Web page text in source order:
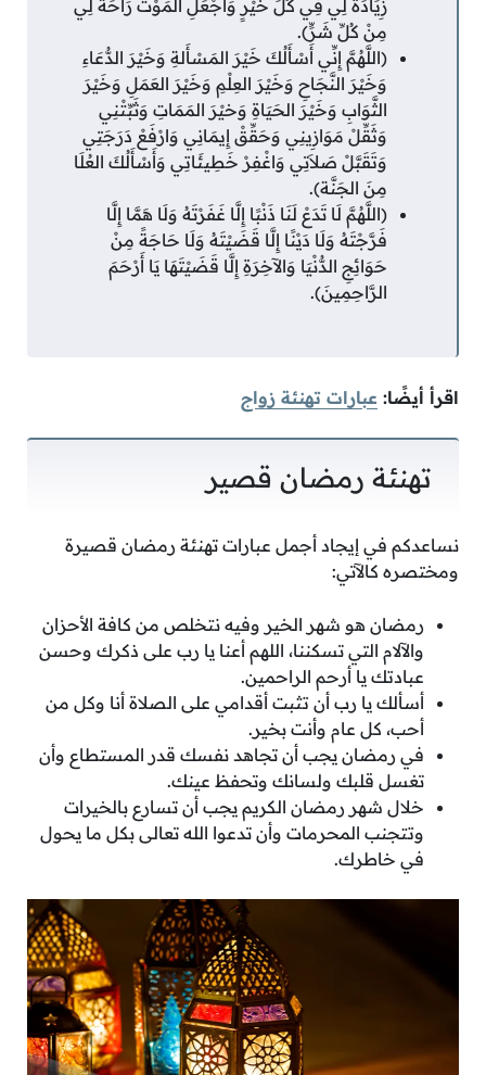
زِيَادَةً لِي فِي كُلِّ خَيْرٍ وَاجْعَلِ المَوْتَ رَاحَةً لِي
مِنْ كُلِّ شَرٍّ).
(اللَّهُمَّ إِنِّي أَسْأَلُكَ خَيْرَ المَسْأَلةِ وَخَيْرَ الدُّعَاءِ
وَخَيْرَ النَّجَاحِ وَخَيْرَ العِلْمِ وَخَيْرَ العَمَلِ وَخَيْرَ
الثَّوَابِ وَخَيْرَ الحَيَاةِ وَخيْرَ المَمَاتِ وَثَبِّتْنِي
وَثَقِّلْ مَوَازِينِي وَحَقِّقْ إِيمَانِي وَارْفَعْ دَرَجَتِي
وَتَقَبَّلْ صَلاَتِي وَاغْفِرْ خَطِيئَاتِي وَأَسْأَلُكَ العُلَا
مِنَ الجَنَّة).
(اللَّهُمَّ لَا تَدَعْ لَنَا ذَنْبًا إِلَّا غَفَرْتَهُ وَلَا هَمَّا إِلَّا
فَرَّجْتَهُ وَلَا دَيْنًا إِلَّا قَضَيْتَهُ وَلَا حَاجَةً مِنْ
حَوَائِجِ الدُّنْيَا وَالآخِرَةِ إِلَّا قَضَيْتَهَا يَا أَرْحَمَ
الرَّاحِمِينَ).
اقرأ أيضًا: عبارات تهنئة زواج
تهنئة رمضان قصير
نساعدكم في إيجاد أجمل عبارات تهنئة رمضان قصيرة
ومختصره كالآتي:
رمضان هو شهر الخير وفيه نتخلص من كافة الأحزان
والآلام التي تسكننا، اللهم أعنا يا رب على ذكرك وحسن
عبادتك يا أرحم الراحمين.
أسألك يا رب أن تثبت أقدامي على الصلاة أنا وكل من
أحب، كل عام وأنت بخير.
في رمضان يجب أن تجاهد نفسك قدر المستطاع وأن
تغسل قلبك ولسانك وتحفظ عينك.
خلال شهر رمضان الكريم يجب أن تسارع بالخيرات
وتتجنب المحرمات وأن تدعوا الله تعالى بكل ما يحول
في خاطرك.